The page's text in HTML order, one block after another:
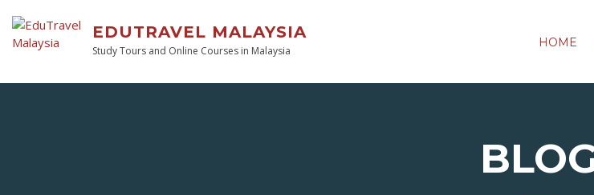
EDUTRAVEL MALAYSIA
Study Tours and Online Courses in Malaysia
HOME